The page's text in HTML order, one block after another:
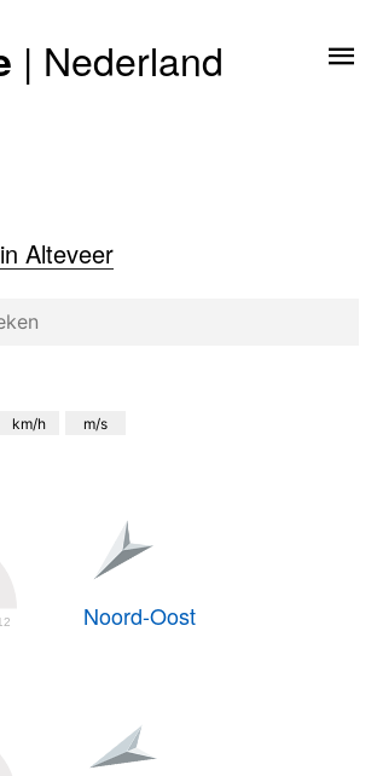
| Nederland
Alteveer
km/h m/s
Noord-Oost